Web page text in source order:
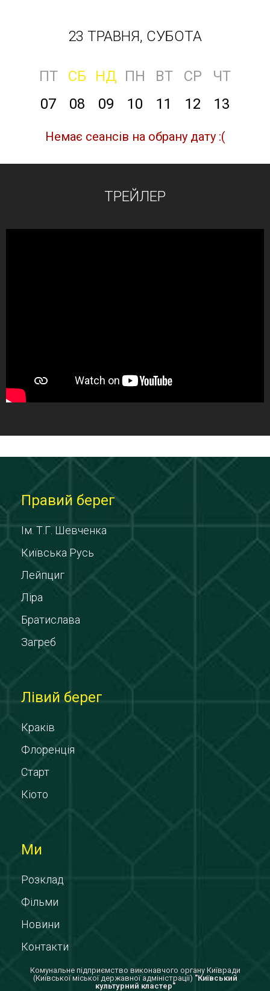
23 ТРАВНЯ, СУБОТА
ПТ СБ НД ПН ВТ СР
ЧТ
07
08 09 10 11 12 13
Немає сеансів на обрану дату :(
ТРЕЙЛЕР
Правий берег
Ім. Т.Г. Шевченка
Київська Русь
Лейпциг
Ліра
Братислава
Загреб
Лівий берег
Краків
Флоренція
Старт
Кіото
Ми
Розклад
Фільми
Новини
Контакти
Комунальне підприємство виконавчого органу Київради
(Київської міської державної адміністрації) "Київський
культурний кластер"